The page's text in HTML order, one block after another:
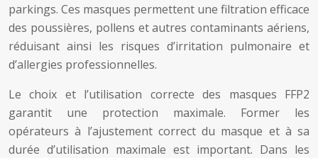
parkings. Ces masques permettent une filtration efficace
des poussières, pollens et autres contaminants aériens,
réduisant ainsi les risques d’irritation pulmonaire et
d’allergies professionnelles.
Le choix et l’utilisation correcte des masques FFP2
garantit une protection maximale. Former les
opérateurs à l’ajustement correct du masque et à sa
durée d’utilisation maximale est important. Dans les